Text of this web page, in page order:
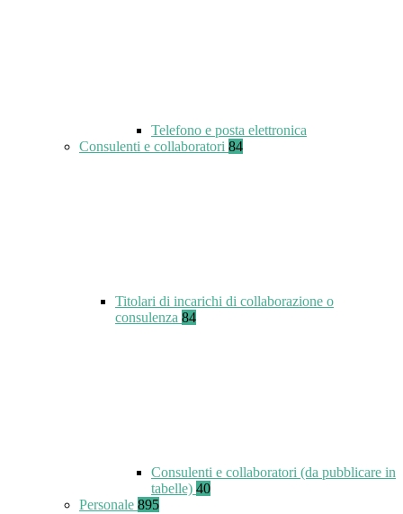
Telefono e posta elettronica
Consulenti e collaboratori 84
Titolari di incarichi di collaborazione o
consulenza 84
Consulenti e collaboratori (da pubblicare in
tabelle) 40
Personale 895